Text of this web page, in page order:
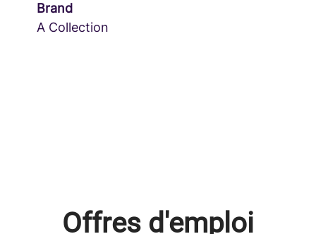
Brand
A Collection
Offres d'emploi